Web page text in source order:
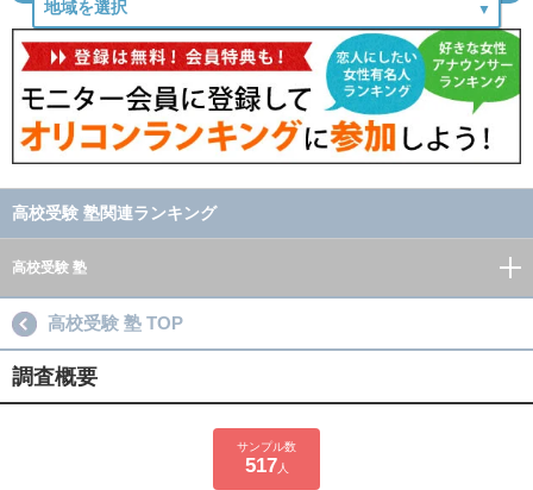
高校受験 塾関連ランキング
高校受験 塾
高校受験 塾 TOP
調査概要
サンプル数
517 人